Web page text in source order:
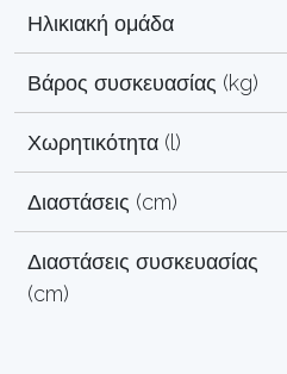
Ηλικιακή ομάδα
Βάρος συσκευασίας (kg)
Χωρητικότητα (l)
Διαστάσεις (cm)
Διαστάσεις συσκευασίας
(cm)